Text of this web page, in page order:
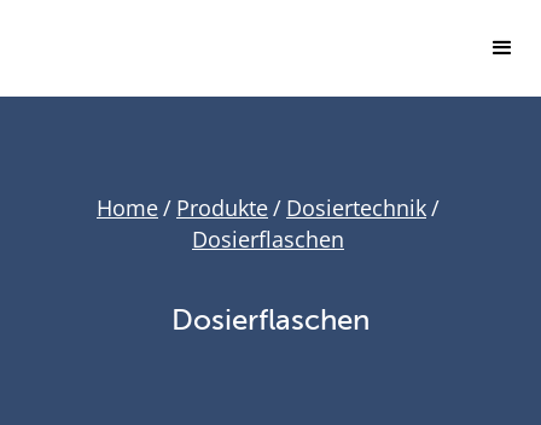
Home/ Produkte/ Dosiertechnik/
Dosierflaschen
Dosierflaschen